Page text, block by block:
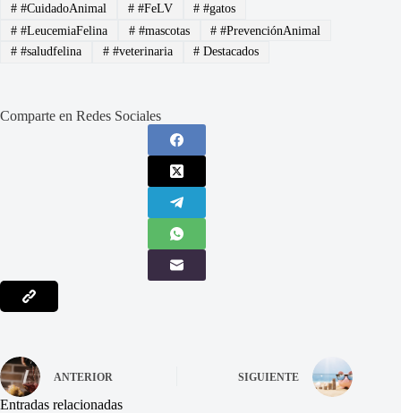
##CuidadoAnimal ##FeLV # #gatos
##LeucemiaFelina ##mascotas # #PrevenciónAnimal
##saludfelina ##veterinaria # Destacados
Comparte en Redes Sociales
ANTERIOR SIGUIENTE
Entradas relacionadas